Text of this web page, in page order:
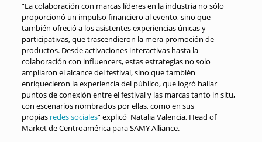
“La colaboración con marcas líderes en la industria no sólo
proporcionó un impulso financiero al evento, sino que
también ofreció a los asistentes experiencias únicas y
participativas, que trascendieron la mera promoción de
productos. Desde activaciones interactivas hasta la
colaboración con influencers, estas estrategias no solo
ampliaron el alcance del festival, sino que también
enriquecieron la experiencia del público, que logró hallar
puntos de conexión entre el festival y las marcas tanto in situ,
con escenarios nombrados por ellas, como en sus
propias redes sociales” explicó Natalia Valencia, Head of
Market de Centroamérica para SAMY Alliance.